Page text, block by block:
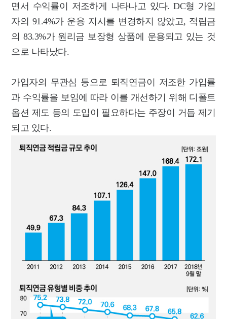
면서 수익률이 저조하게 나타나고 있다. DC형 가입
자의 91.4%가 운용 지시를 변경하지 않았고, 적립금
의 83.3%가 원리금 보장형 상품에 운용되고 있는 것
으로 나타났다.
가입자의 무관심 등으로 퇴직연금이 저조한 가입률
과 수익률을 보임에 따라 이를 개선하기 위해 디폴트
옵션 제도 등의 도입이 필요하다는 주장이 거듭 제기
되고 있다.